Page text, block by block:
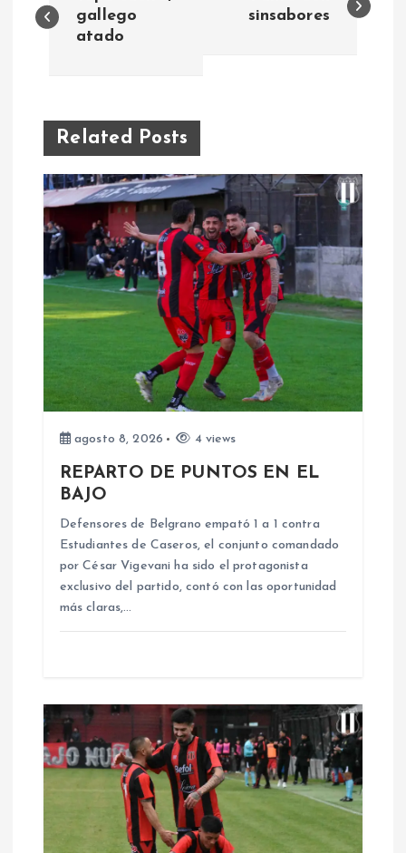
a
e
g
a
ó
n
d
d
a
gallego
atado
sinsabores
Related Posts
agosto 8, 2026 4 views
REPARTO DE PUNTOS EN EL
BAJO
Defensores de Belgrano empató 1 a 1 contra
Estudiantes de Caseros, el conjunto comandado
por César Vigevani ha sido el protagonista
exclusivo del partido, contó con las oportunidad
más claras,…